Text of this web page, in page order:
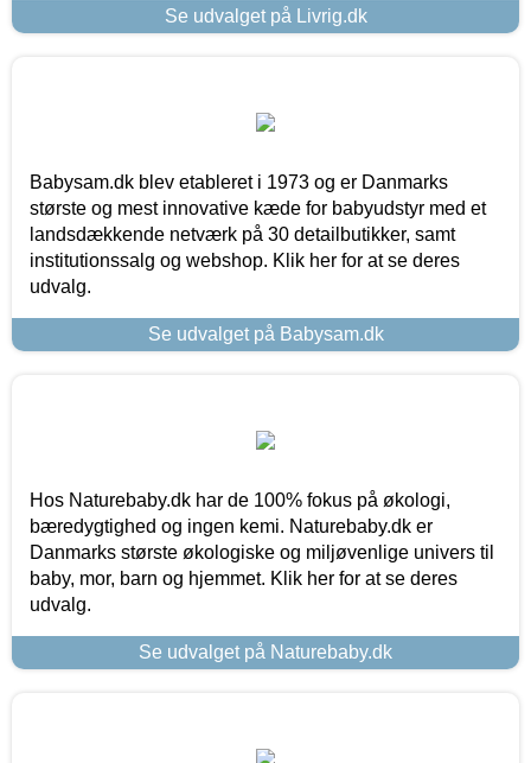
Se udvalget på Livrig.dk
Babysam.dk blev etableret i 1973 og er Danmarks
største og mest innovative kæde for babyudstyr med et
landsdækkende netværk på 30 detailbutikker, samt
institutionssalg og webshop. Klik her for at se deres
udvalg.
Se udvalget på Babysam.dk
Hos Naturebaby.dk har de 100% fokus på økologi,
bæredygtighed og ingen kemi. Naturebaby.dk er
Danmarks største økologiske og miljøvenlige univers til
baby, mor, barn og hjemmet. Klik her for at se deres
udvalg.
Se udvalget på Naturebaby.dk